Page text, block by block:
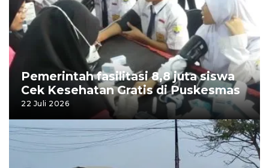
Pemerintah fasilitasi 8,8 juta siswa
Cek Kesehatan Gratis di Puskesmas
22 Juli 2026